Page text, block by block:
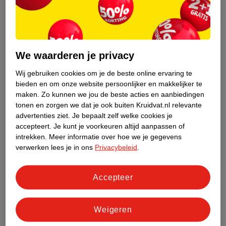
afhankelijk van hoeveel bloed je verliest.
het is handig om een extra pak kraamverband in huis te
maandverbandeninlegkruisjesin voor de periode dat je minder
bloedt, maar nog wel bescherming nodig hebt.
Hoe vaak moet je kraamverband verschonen?
Het is belangrijk om je kraamverband regelmatig te verschonen.
Dit is niet alleen fris voor jezelf, maar voorkomt ook doorlekken
en een mogelijke infectie. Verschoon het verband dus elke keer
als je naar het toilet gaat. Of eerder, als je voelt dat je gaat
Soorten kraamverband
Normaal kraamverband: is extra dik en absorberend, ideaal
We waarderen je privacy
Wij gebruiken cookies om je de beste online ervaring te
bieden en om onze website persoonlijker en makkelijker te
maken. Zo kunnen we jou de beste acties en aanbiedingen
tonen en zorgen we dat je ook buiten Kruidvat.nl relevante
advertenties ziet. Je bepaalt zelf welke cookies je
accepteert. Je kunt je voorkeuren altijd aanpassen of
intrekken.
Meer informatie over hoe we je gegevens
verwerken lees je in ons Privacybeleid
Weigeren
Accepteer